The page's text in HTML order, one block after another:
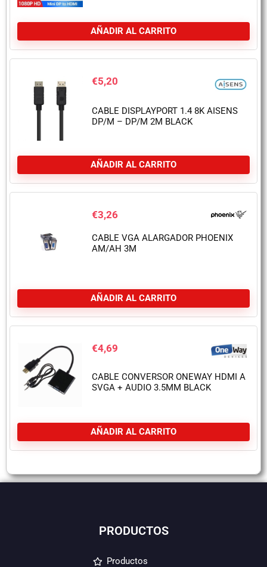
AÑADIR AL CARRITO
€5,20
CABLE DISPLAYPORT 1.4 8K AISENS
DP/M – DP/M 2M BLACK
AÑADIR AL CARRITO
€3,26
CABLE VGA ALARGADOR PHOENIX
AM/AH 3M
AÑADIR AL CARRITO
€4,69
CABLE CONVERSOR ONEWAY HDMI A
SVGA + AUDIO 3.5MM BLACK
AÑADIR AL CARRITO
PRODUCTOS
Productos